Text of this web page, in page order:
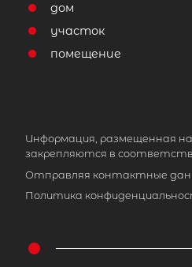
дом
участок
помещение
Информация, размещенная
закрепляются в
Отправляя контактные
Политика